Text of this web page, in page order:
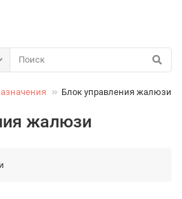
Блок управления жалюзи
жалюзи